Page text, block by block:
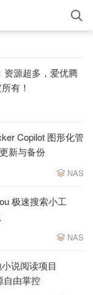
资源超多，爱优腾
有！
Copilot 图形化管
新与备份
NAS
极速搜索小工
NAS
说阅读项目
自由掌控